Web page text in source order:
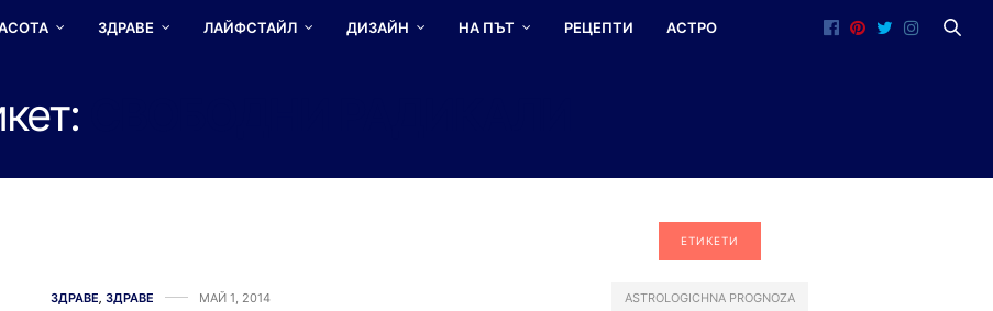
ЗДРАВЕ ЛАЙФСТАЙЛ ДИЗАЙН НА ПЪТ РЕЦЕПТИ АСТРО
ЗДРАВЕ, ЗДРАВЕ МАЙ 1, 2014
ЕТИКЕТИ
ASTROLOGICHNA PROGNOZA